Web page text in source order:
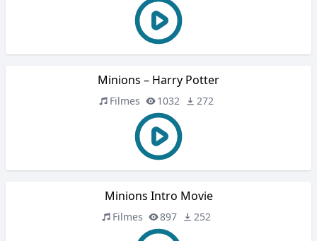
Minions – Harry Potter
Filmes 1032 272
Minions Intro Movie
Filmes 897 252